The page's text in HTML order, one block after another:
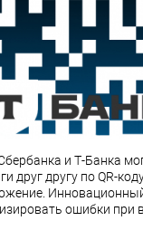
и Т-Банка
друг другу по QR-
ошибки при